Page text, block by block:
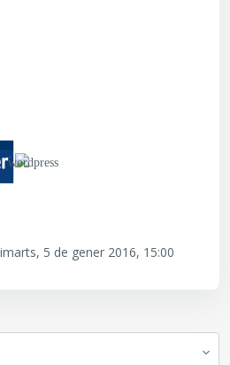
5 de gener 2016, 15:00